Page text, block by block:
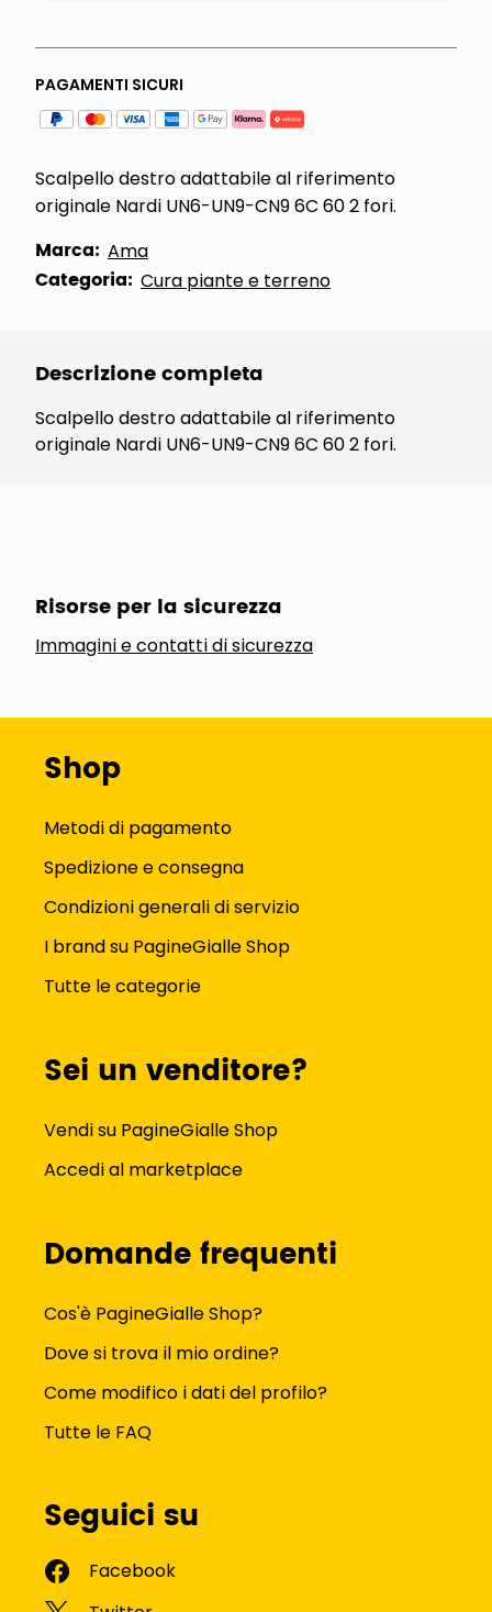
PAGAMENTI SICURI
Scalpello destro adattabile al riferimento
originale Nardi UN6-UN9-CN9 6C 60 2 fori.
Marca: Ama
Categoria: Cura piante e terreno
Descrizione completa
Scalpello destro adattabile al riferimento
originale Nardi UN6-UN9-CN9 6C 60 2 fori.
Risorse per la sicurezza
Immagini e contatti di sicurezza
Shop
Metodi di pagamento
Spedizione e consegna
Condizioni generali di servizio
I brand su PagineGialle Shop
Tutte le categorie
Sei un venditore?
Vendi su PagineGialle Shop
Accedi al marketplace
Domande frequenti
Cos'è PagineGialle Shop?
Dove si trova il mio ordine?
Come modifico i dati del profilo?
Tutte le FAQ
Seguici su